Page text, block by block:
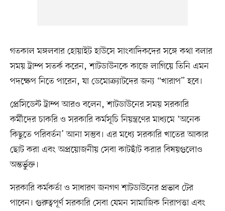
গতকাল মঙ্গলবার হোয়াইট হাউসে সাংবাদিকদের সঙ্গে কথা বলার
সময় ট্রাম্প সতর্ক করেন, শাটডাউনকে কাজে লাগিয়ে তিনি এমন
পদক্ষেপ নিতে পারেন, যা ডেমোক্র্যাটদের জন্য “খারাপ” হবে।
প্রেসিডেন্ট ট্রাম্প আরও বলেন, শাটডাউনের সময় সরকারি
কর্মীদের চাকরি ও সরকারি কর্মসূচি নিয়ন্ত্রণের মাধ্যমে ‘অনেক
কিছুতে পরিবর্তন’ আনা সম্ভব। এর মধ্যে সরকারি খাতের আকার
ছোট করা এবং অপ্রয়োজনীয় সেবা কাটছাঁট করার বিষয়গুলোও
অন্তর্ভুক্ত।
সরকারি কর্মকর্তা ও সাধারণ জনগণ শাটডাউনের প্রভাব টের
পাবেন। গুরুত্বপূর্ণ সরকারি সেবা যেমন সামাজিক নিরাপত্তা এবং